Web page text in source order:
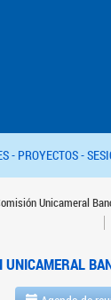
- PROYECTOS -
Unicameral
UNICAMERAL